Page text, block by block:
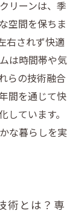
リーンは、季
空間を保ちま
右されず快適
は時間帯や気
らの技術融合
間を通じて快
しています。
な暮らしを実
術とは？専